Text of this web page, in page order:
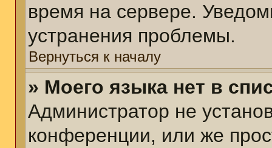
время на сервере.
устранения проблемы.
Вернуться к началу
» Моего языка нет в
Администратор не
конференции, или же